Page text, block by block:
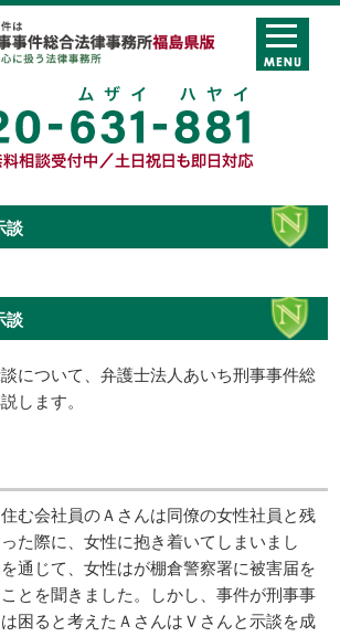
談
談
について、弁護士法人あいち刑事事件総
します。
む会社員のＡさんは同僚の女性社員と残
た際に、女性に抱き着いてしまいまし
通じて、女性はが棚倉警察署に被害届を
とを聞きました。しかし、事件が刑事事
困ると考えたＡさんはＶさんと示談を成